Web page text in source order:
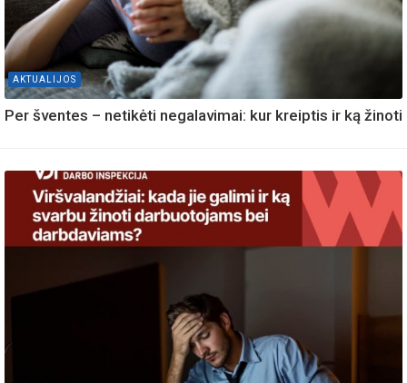
AKTUALIJOS
Per šventes – netikėti negalavimai: kur kreiptis ir ką žinoti